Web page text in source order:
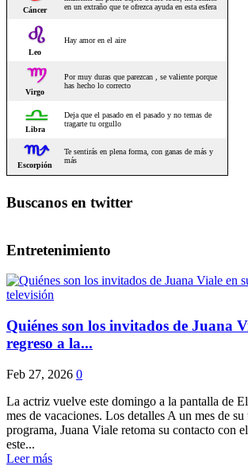
Buscanos en twitter
Entretenimiento
Quiénes son los invitados de Juana
regreso a la...
Feb 27, 2026 0
La actriz vuelve este domingo a la pantalla de
mes de vacaciones. Los detalles A un mes de
programa, Juana Viale retoma su contacto con
este...
Leer más